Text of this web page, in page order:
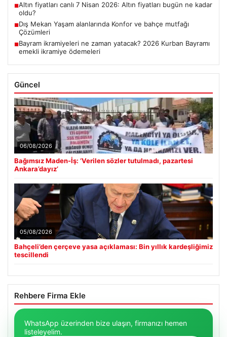
■Altın fiyatları canlı 7 Nisan 2026: Altın fiyatları bugün ne kadar
oldu?
■Dış Mekan Yaşam alanlarında Konfor ve bahçe mutfağı
Çözümleri
■Bayram ikramiyeleri ne zaman yatacak? 2026 Kurban Bayramı
emekli ikramiye ödemeleri
Güncel
06/08/2026
Bağımsız Maden-İş: ‘Verilen sözler tutulmadı, pazartesi
Ankara’dayız’
05/08/2026
Bahçeli’den çerçeve yasa açıklaması: Bin yıllık kardeşliğimiz
tescillendi
Rehbere Firma Ekle
WhatsApp üzerinden bize ulaşın, firmanızı hemen
listeleyelim.